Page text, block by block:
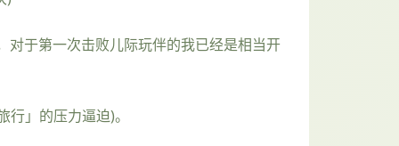
于第一次击败儿际玩伴的我已经是相当开
」的压力逼迫)。